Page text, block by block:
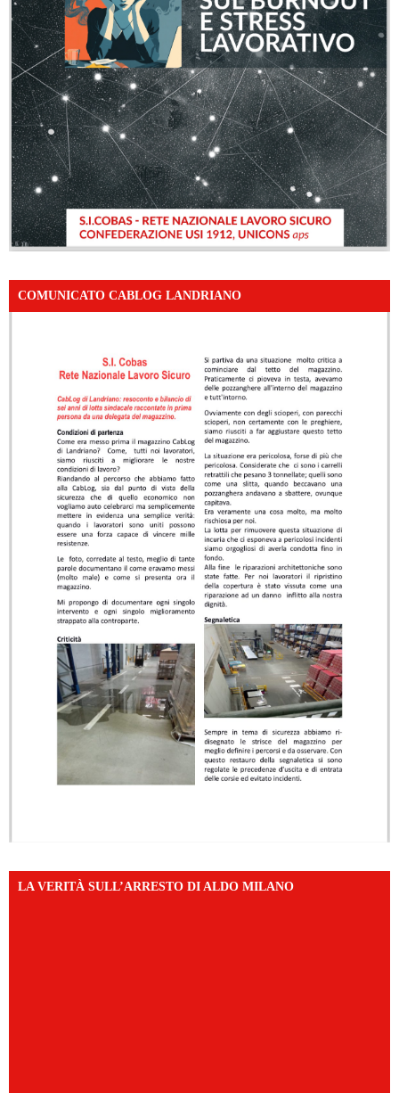
COMUNICATO CABLOG LANDRIANO
LA VERITÀ SULL’ARRESTO DI ALDO MILANO